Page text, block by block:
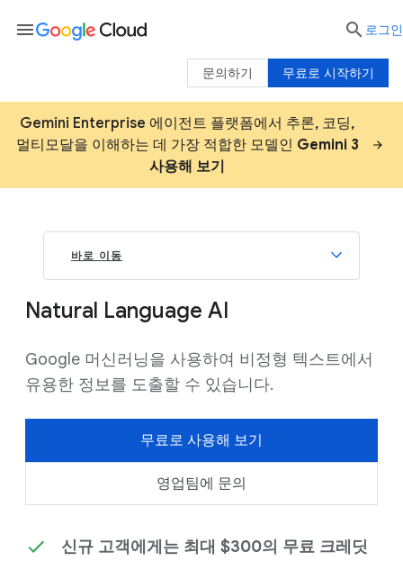
Gemini Enterprise 에이전트 플랫폼에서 추론, 코딩,
멀티모달을 이해하는 데 가장 적합한 모델인 Gemini 3
사용해 보기
바로 이동
Natural Language AI
Google 머신러닝을 사용하여 비정형 텍스트에서
유용한 정보를 도출할 수 있습니다.
무료로 사용해 보기
영업팀에 문의
신규 고객에게는 최대 $300의 무료 크레딧
menu  로그인
무료로 시작하기
문의하기